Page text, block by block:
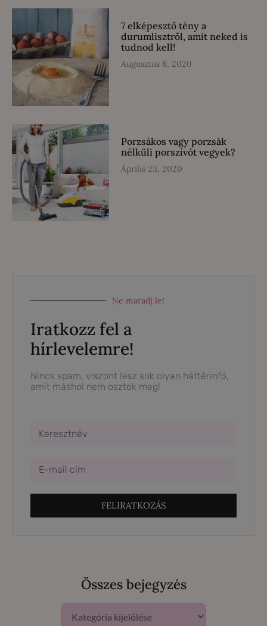
7 elképesztő tény a
durumlisztről, amit neked is
tudnod kell!
Augusztus 8, 2020
Porzsákos vagy porzsák
nélküli porszívót vegyek?
Április 23, 2020
Ne maradj le!
Iratkozz fel a
hírlevelemre!
Nincs spam, viszont lesz sok olyan háttérinfó,
amit máshol nem osztok meg!
FELIRATKOZÁS
Összes bejegyzés